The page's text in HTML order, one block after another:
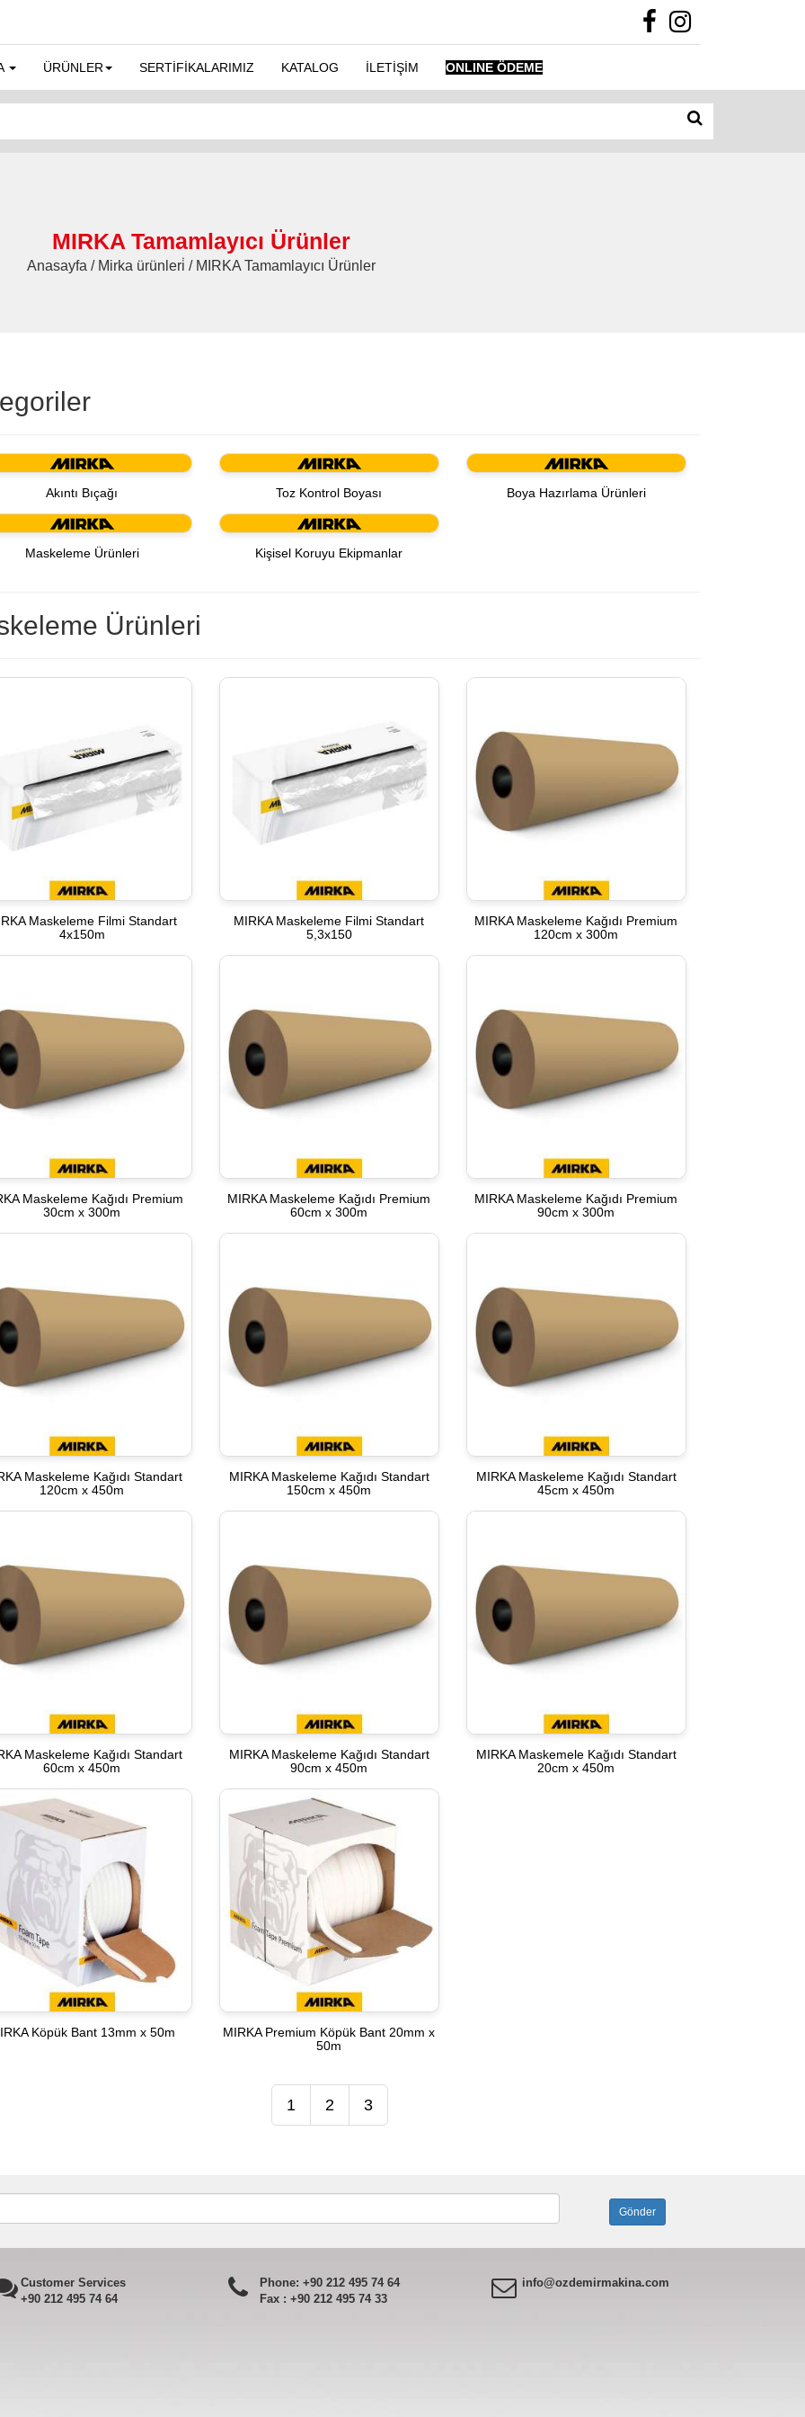
ÜRÜNLER SERTİFİKALARIMIZ KATALOG İLETİŞİM ONLINE ÖDEME
MIRKA Tamamlayıcı Ürünler
Anasayfa / Mirka ürünleri̇ / MIRKA Tamamlayıcı Ürünler
Akıntı Bıçağı Toz Kontrol Boyası Boya Hazırlama Ürünleri
Maskeleme Ürünleri Kişisel Koruyu Ekipmanlar
Ürünleri
Maskeleme Filmi Standart
4x150m
MIRKA Maskeleme Filmi Standart
5,3x150
MIRKA Maskeleme Kağıdı Premium
120cm x 300m
Maskeleme Kağıdı Premium
30cm x 300m
MIRKA Maskeleme Kağıdı Premium
60cm x 300m
MIRKA Maskeleme Kağıdı Premium
90cm x 300m
Maskeleme Kağıdı Standart
120cm x 450m
MIRKA Maskeleme Kağıdı Standart
150cm x 450m
MIRKA Maskeleme Kağıdı Standart
45cm x 450m
Maskeleme Kağıdı Standart
60cm x 450m
MIRKA Maskeleme Kağıdı Standart
90cm x 450m
MIRKA Maskemele Kağıdı Standart
20cm x 450m
Köpük Bant 13mm x 50m
MIRKA Premium Köpük Bant 20mm x
50m
1 2 3
Customer Services
+90 212 495 74 64
Phone: +90 212 495 74 64
Fax : +90 212 495 74 33
info@ozdemirmakina.com